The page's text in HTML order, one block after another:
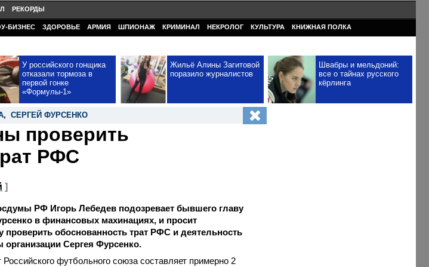
РЕКОРДЫ
БИЗНЕС ЗДОРОВЬЕ АРМИЯ ШПИОНАЖ КРИМИНАЛ НЕКРОЛОГ КУЛЬТУРА КНИЖНАЯ ПОЛКА
У российского гонщика
отказали тормоза в
первой гонке
«Формулы-1»
Жильё Алины Загитовой
поразило журналистов
Швабры и мельдоний:
все о тайнах русского
кёрлинга
, СЕРГЕЙ ФУРСЕНКО
проверить
РФС
]
РФ Игорь Лебедев подозревает бывшего главу
в финансовых махинациях, и просит
проверить обоснованность трат РФС и деятельность
Сергея Фурсенко.
футбольного союза составляет примерно 2